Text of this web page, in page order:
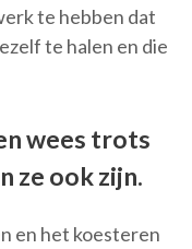
te hebben dat
te halen en die
wees trots
ze ook zijn.
en het koesteren